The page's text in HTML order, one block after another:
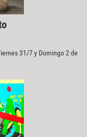
31/7 y Domingo 2 de